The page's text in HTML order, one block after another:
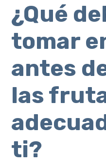
¿Qué
tomar
antes
las
ti?